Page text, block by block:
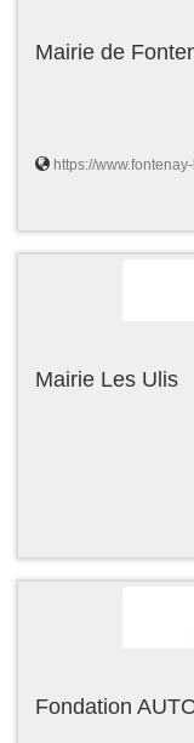
Mairie de
https://
Mairie Les Ulis
Fondation